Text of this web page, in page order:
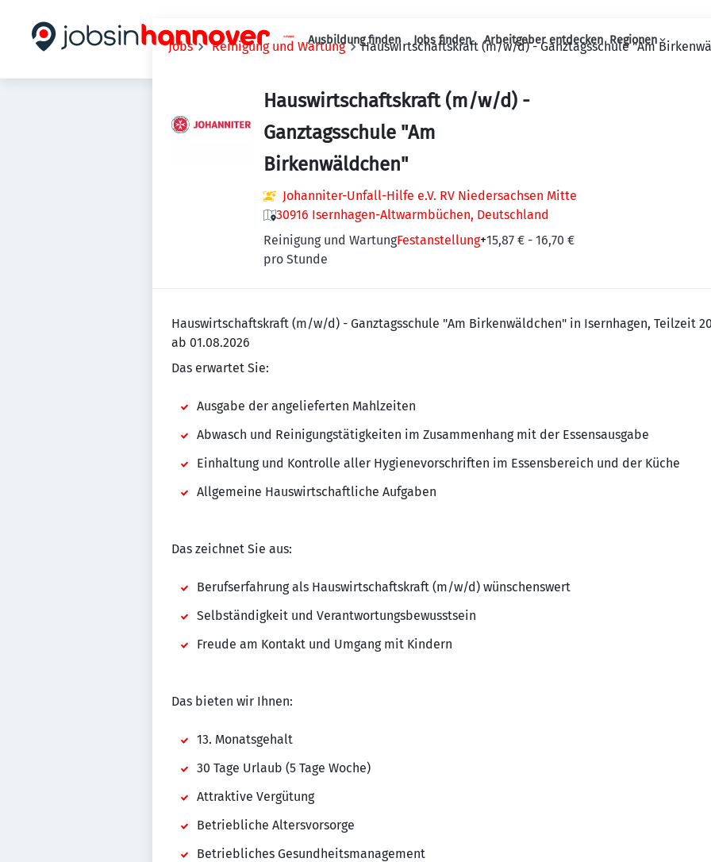
Haupt-Navigation
Ausbildung finden Jobs finden Arbeitgeber entdecken Regionen
Jobs Reinigung und Wartung Hauswirtschaftskraft (m/w/d) - Ganztagsschule "Am
Hauswirtschaftskraft (m/w/d) -
Ganztagsschule "Am
Birkenwäldchen"
Johanniter-Unfall-Hilfe e.V. RV Niedersachsen Mitte
30916 Isernhagen-Altwarmbüchen, Deutschland
Reinigung und WartungFestanstellung+15,87 € - 16,70 €
pro Stunde
Hauswirtschaftskraft (m/w/d) - Ganztagsschule "Am Birkenwäldchen" in Isernhagen, Teilzeit
ab 01.08.2026
Das erwartet Sie:
Ausgabe der angelieferten Mahlzeiten
Abwasch und Reinigungstätigkeiten im Zusammenhang mit der Essensausgabe
Einhaltung und Kontrolle aller Hygienevorschriften im Essensbereich und der Küche
Allgemeine Hauswirtschaftliche Aufgaben
Das zeichnet Sie aus:
Berufserfahrung als Hauswirtschaftskraft (m/w/d) wünschenswert
Selbständigkeit und Verantwortungsbewusstsein
Freude am Kontakt und Umgang mit Kindern
Das bieten wir Ihnen:
13. Monatsgehalt
30 Tage Urlaub (5 Tage Woche)
Attraktive Vergütung
Betriebliche Altersvorsorge
Betriebliches Gesundheitsmanagement